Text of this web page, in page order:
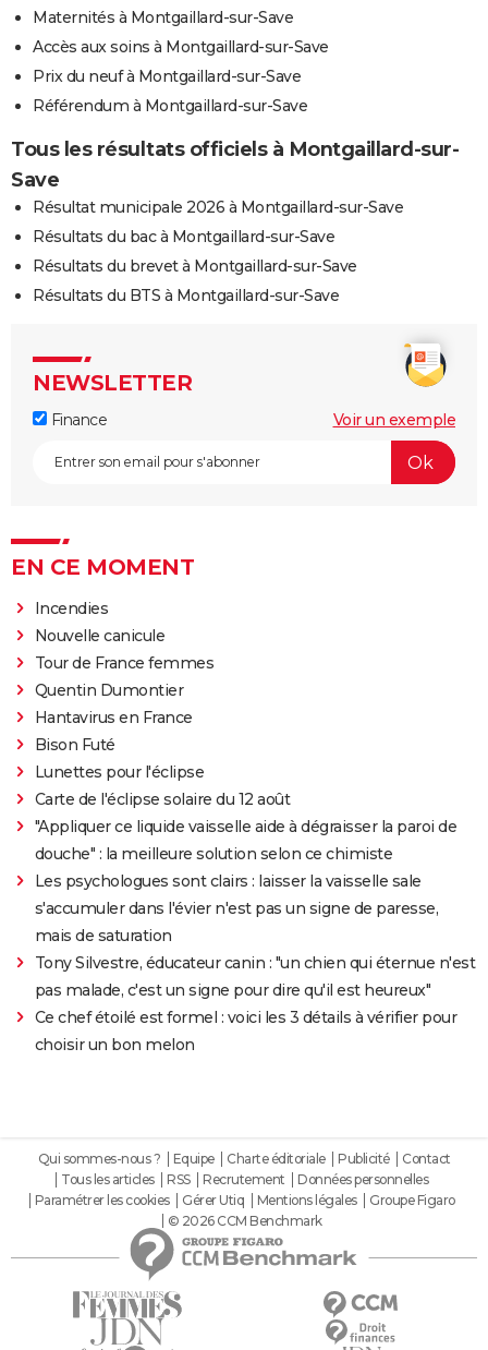
Maternités à Montgaillard-sur-Save
Accès aux soins à Montgaillard-sur-Save
Prix du neuf à Montgaillard-sur-Save
Référendum à Montgaillard-sur-Save
Tous les résultats officiels à Montgaillard-sur-
Save
Résultat municipale 2026 à Montgaillard-sur-Save
Résultats du bac à Montgaillard-sur-Save
Résultats du brevet à Montgaillard-sur-Save
Résultats du BTS à Montgaillard-sur-Save
NEWSLETTER
Finance Voir un exemple
EN CE MOMENT
Incendies
Nouvelle canicule
Tour de France femmes
Quentin Dumontier
Hantavirus en France
Bison Futé
Lunettes pour l'éclipse
Carte de l'éclipse solaire du 12 août
"Appliquer ce liquide vaisselle aide à dégraisser la paroi de
douche" : la meilleure solution selon ce chimiste
Les psychologues sont clairs : laisser la vaisselle sale
s'accumuler dans l'évier n'est pas un signe de paresse,
mais de saturation
Tony Silvestre, éducateur canin : "un chien qui éternue n'est
pas malade, c'est un signe pour dire qu'il est heureux"
Ce chef étoilé est formel : voici les 3 détails à vérifier pour
choisir un bon melon
Qui sommes-nous ? Equipe Charte éditoriale Publicité
Contact
Tous les articles
RSS Recrutement
Données personnelles
Paramétrer les cookies
Gérer Utiq Mentions légales
Groupe Figaro
© 2026 CCM Benchmark